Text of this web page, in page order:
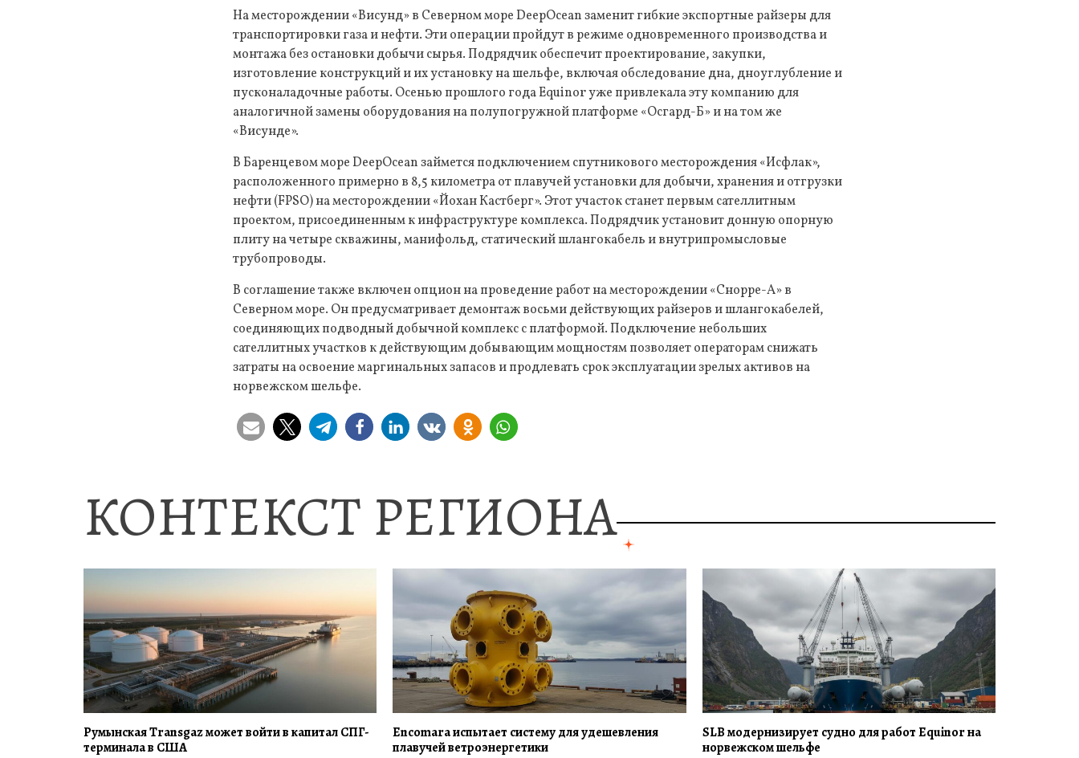
На месторождении «Висунд» в Северном море DeepOcean заменит гибкие экспортные райзеры для
транспортировки газа и нефти. Эти операции пройдут в режиме одновременного производства и
монтажа без остановки добычи сырья. Подрядчик обеспечит проектирование, закупки,
изготовление конструкций и их установку на шельфе, включая обследование дна, дноуглубление и
пусконаладочные работы. Осенью прошлого года Equinor уже привлекала эту компанию для
аналогичной замены оборудования на полупогружной платформе «Осгард-Б» и на том же
«Висунде».
В Баренцевом море DeepOcean займется подключением спутникового месторождения «Исфлак»,
расположенного примерно в 8,5 километра от плавучей установки для добычи, хранения и отгрузки
нефти (FPSO) на месторождении «Йохан Кастберг». Этот участок станет первым сателлитным
проектом, присоединенным к инфраструктуре комплекса. Подрядчик установит донную опорную
плиту на четыре скважины, манифольд, статический шлангокабель и внутрипромысловые
трубопроводы.
В соглашение также включен опцион на проведение работ на месторождении «Снорре-А» в
Северном море. Он предусматривает демонтаж восьми действующих райзеров и шлангокабелей,
соединяющих подводный добычной комплекс с платформой. Подключение небольших
сателлитных участков к действующим добывающим мощностям позволяет операторам снижать
затраты на освоение маргинальных запасов и продлевать срок эксплуатации зрелых активов на
норвежском шельфе.
КОНТЕКСТ РЕГИОНА
Румынская Transgaz может войти в капитал СПГ-
терминала в США
Encomara испытает систему для удешевления
плавучей ветроэнергетики
SLB модернизирует судно для работ Equinor на
норвежском шельфе